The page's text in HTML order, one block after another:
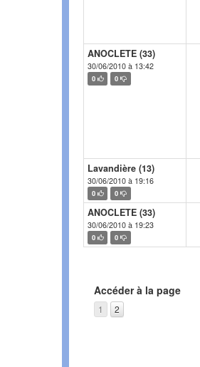
ANOCLETE (33)
30/06/2010 à 13:42
0 0
Lavandière (13)
30/06/2010 à 19:16
0 0
ANOCLETE (33)
30/06/2010 à 19:23
0 0
Accéder à la page
1 2